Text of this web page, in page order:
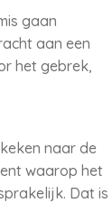
gaan
aan een
het gebrek,
naar de
waarop het
Dat is